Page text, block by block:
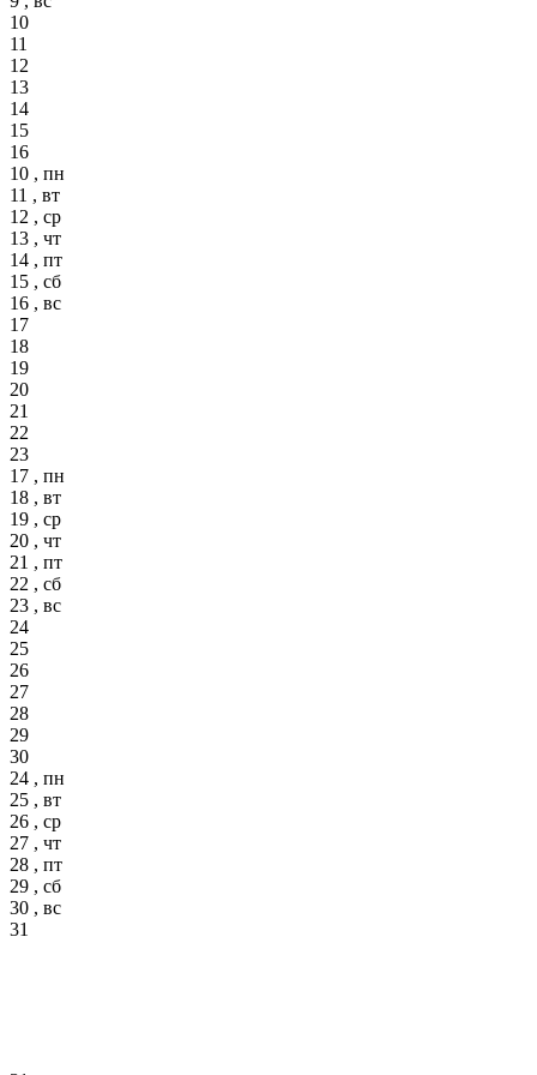
10
11
12
13
14
15
16
10 , пн
11 , вт
12 , ср
13 , чт
14 , пт
15 , сб
16 , вс
17
18
19
20
21
22
23
17 , пн
18 , вт
19 , ср
20 , чт
21 , пт
22 , сб
23 , вс
24
25
26
27
28
29
30
24 , пн
25 , вт
26 , ср
27 , чт
28 , пт
29 , сб
30 , вс
31